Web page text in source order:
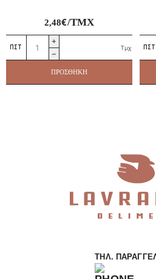
2,48€/ΤΜΧ
Ταλιατέλες
Cecco
203
Τμχ
ΠΡΟΣΘΉΚΗ
ΤΗΛ.